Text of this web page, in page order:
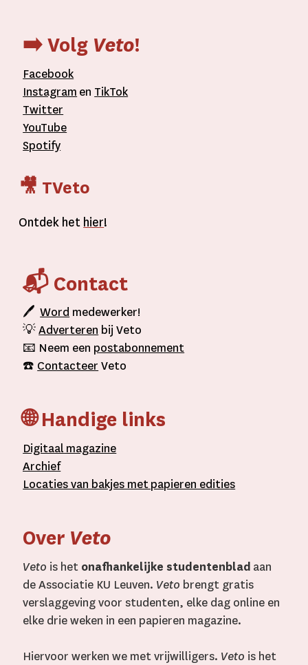
➡️ Volg Veto!
Facebook
Instagram en TikTok
Twitter
YouTube
Spotify
🎥 TVeto
Ontdek het hier!
📬 Contact
🖊Word medewerker!
💡Adverteren bij Veto
📧 Neem een postabonnement
☎️ Contacteer Veto
🌐 Handige links
Digitaal magazine
Archief
Locaties van bakjes metpapieren edities
Over Veto
Veto is het onafhankelijke studentenblad aan
de Associatie KU Leuven. Veto brengt gratis
verslaggeving voor studenten, elke dag online en
elke drie weken in een papieren magazine.
Hiervoor werken we met vrijwilligers. Veto is het